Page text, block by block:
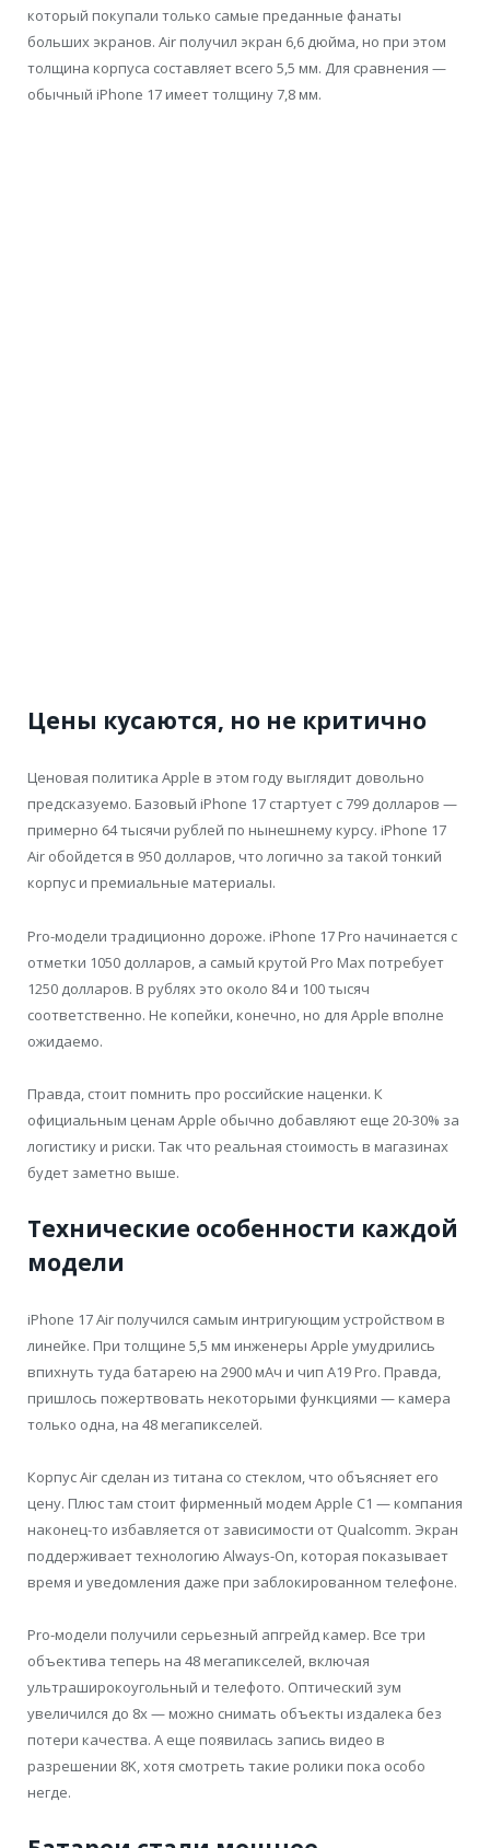
который покупали только самые преданные фанаты
больших экранов. Air получил экран 6,6 дюйма, но при этом
толщина корпуса составляет всего 5,5 мм. Для сравнения —
обычный iPhone 17 имеет толщину 7,8 мм.
Цены кусаются, но не критично
Ценовая политика Apple в этом году выглядит довольно
предсказуемо. Базовый iPhone 17 стартует с 799 долларов —
примерно 64 тысячи рублей по нынешнему курсу. iPhone 17
Air обойдется в 950 долларов, что логично за такой тонкий
корпус и премиальные материалы.
Pro-модели традиционно дороже. iPhone 17 Pro начинается с
отметки 1050 долларов, а самый крутой Pro Max потребует
1250 долларов. В рублях это около 84 и 100 тысяч
соответственно. Не копейки, конечно, но для Apple вполне
ожидаемо.
Правда, стоит помнить про российские наценки. К
официальным ценам Apple обычно добавляют еще 20-30% за
логистику и риски. Так что реальная стоимость в магазинах
будет заметно выше.
Технические особенности каждой
модели
iPhone 17 Air получился самым интригующим устройством в
линейке. При толщине 5,5 мм инженеры Apple умудрились
впихнуть туда батарею на 2900 мАч и чип A19 Pro. Правда,
пришлось пожертвовать некоторыми функциями — камера
только одна, на 48 мегапикселей.
Корпус Air сделан из титана со стеклом, что объясняет его
цену. Плюс там стоит фирменный модем Apple C1 — компания
наконец-то избавляется от зависимости от Qualcomm. Экран
поддерживает технологию Always-On, которая показывает
время и уведомления даже при заблокированном телефоне.
Pro-модели получили серьезный апгрейд камер. Все три
объектива теперь на 48 мегапикселей, включая
ультраширокоугольный и телефото. Оптический зум
увеличился до 8x — можно снимать объекты издалека без
потери качества. А еще появилась запись видео в
разрешении 8K, хотя смотреть такие ролики пока особо
негде.